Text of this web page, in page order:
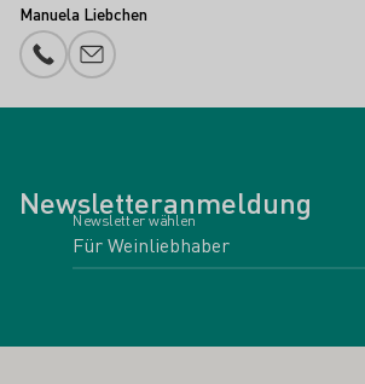
Manuela Liebchen
Telefonnummer
E-Mail-Adresse
Newsletteranmeldung
Newsletter wählen